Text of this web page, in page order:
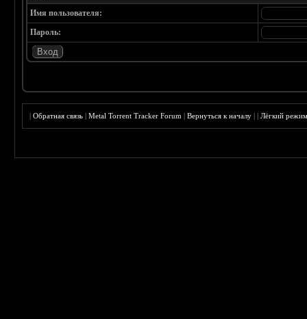
Имя пользователя:
Пароль:
|Обратная связь |Metal Torrent Tracker Forum |Вернуться к началу ||Лёгкий